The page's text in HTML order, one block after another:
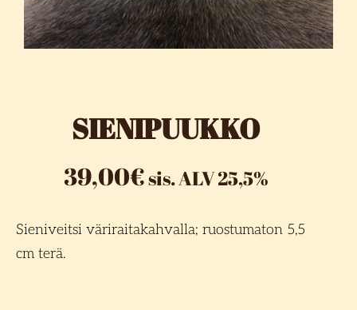
SIENIPUUKKO
39,00€sis. ALV 25,5%
Sieniveitsi väriraitakahvalla; ruostumaton 5,5
cm terä.